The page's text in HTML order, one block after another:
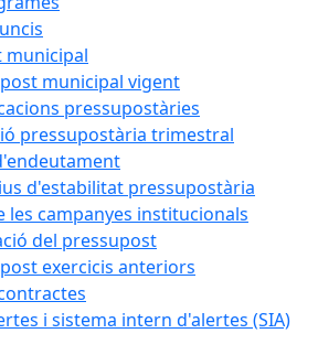
municipal
municipal vigent
pressupostàries
pressupostària trimestral
d'estabilitat pressupostària
les campanyes institucionals
del pressupost
exercicis anteriors
i sistema intern d'alertes (SIA)